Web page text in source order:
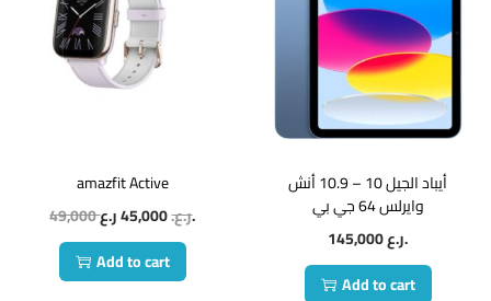
amazfit Active
49,000
ر.ع.45,000
ر.ع.
Add to cart
أيباد الجيل 10 – 10.9 أنش
وايرلس 64 جي بي
145,000
ر.ع.
Add to cart